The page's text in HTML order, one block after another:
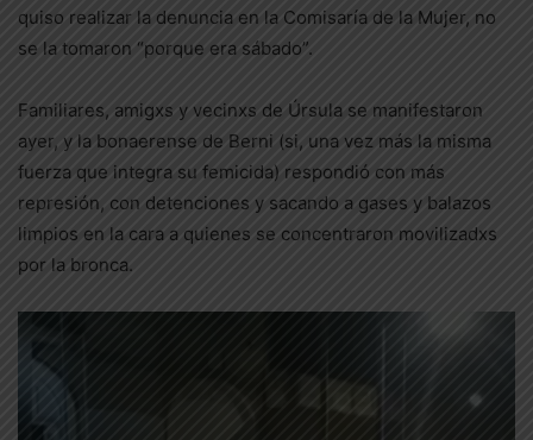
quiso realizar la denuncia en la Comisaría de la Mujer, no
se la tomaron “porque era sábado”.
Familiares, amigxs y vecinxs de Úrsula se manifestaron
ayer, y la bonaerense de Berni (si, una vez más la misma
fuerza que integra su femicida) respondió con más
represión, con detenciones y sacando a gases y balazos
limpios en la cara a quienes se concentraron movilizadxs
por la bronca.